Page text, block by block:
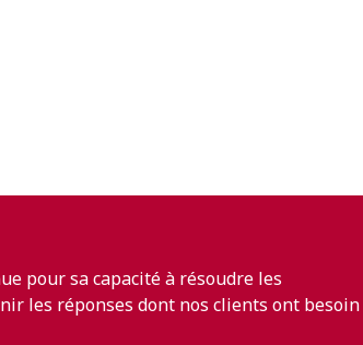
pour sa capacité à résoudre les
les réponses dont nos clients ont besoin